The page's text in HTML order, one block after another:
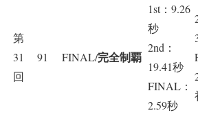
第
31
回
91 FINAL/完全制覇
1st：9.26
秒
2nd：
19.41秒
FINAL：
2.59秒